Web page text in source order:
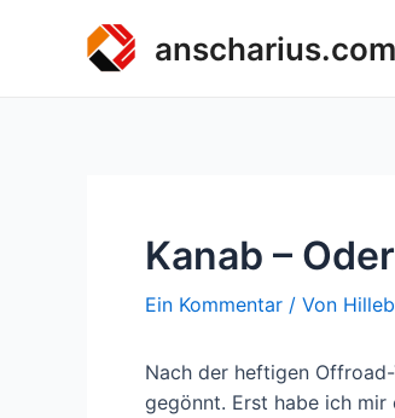
anscharius.com
Kanab –
Ein Kommentar / Von
Nach der heftigen
gegönnt. Erst habe ich mir